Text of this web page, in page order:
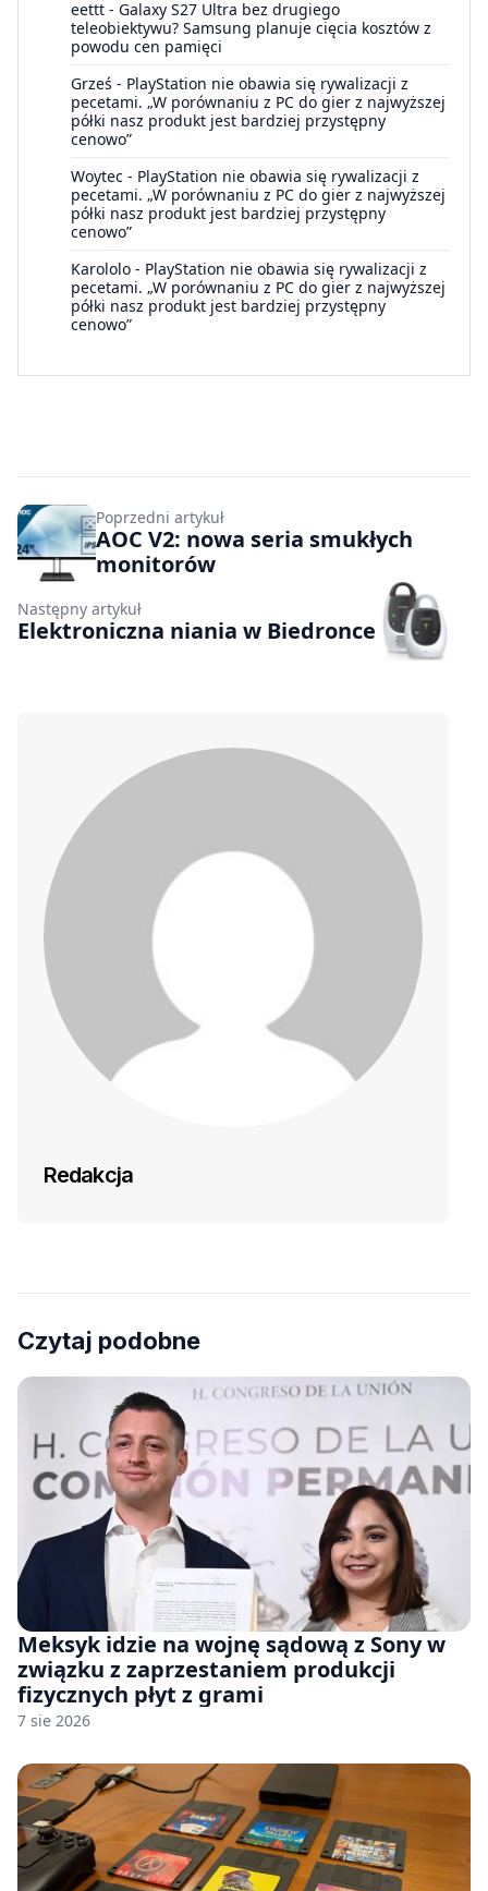
eettt - Galaxy S27 Ultra bez drugiego
teleobiektywu? Samsung planuje cięcia kosztów z
powodu cen pamięci
Grześ - PlayStation nie obawia się rywalizacji z
pecetami. „W porównaniu z PC do gier z najwyższej
półki nasz produkt jest bardziej przystępny
cenowo”
Woytec - PlayStation nie obawia się rywalizacji z
pecetami. „W porównaniu z PC do gier z najwyższej
półki nasz produkt jest bardziej przystępny
cenowo”
Karololo - PlayStation nie obawia się rywalizacji z
pecetami. „W porównaniu z PC do gier z najwyższej
półki nasz produkt jest bardziej przystępny
cenowo”
Poprzedni artykuł
AOC V2: nowa seria smukłych
monitorów
Następny artykuł
Elektroniczna niania w Biedronce
Redakcja
Czytaj podobne
Meksyk idzie na wojnę sądową z Sony w
związku z zaprzestaniem produkcji
fizycznych płyt z grami
7 sie 2026